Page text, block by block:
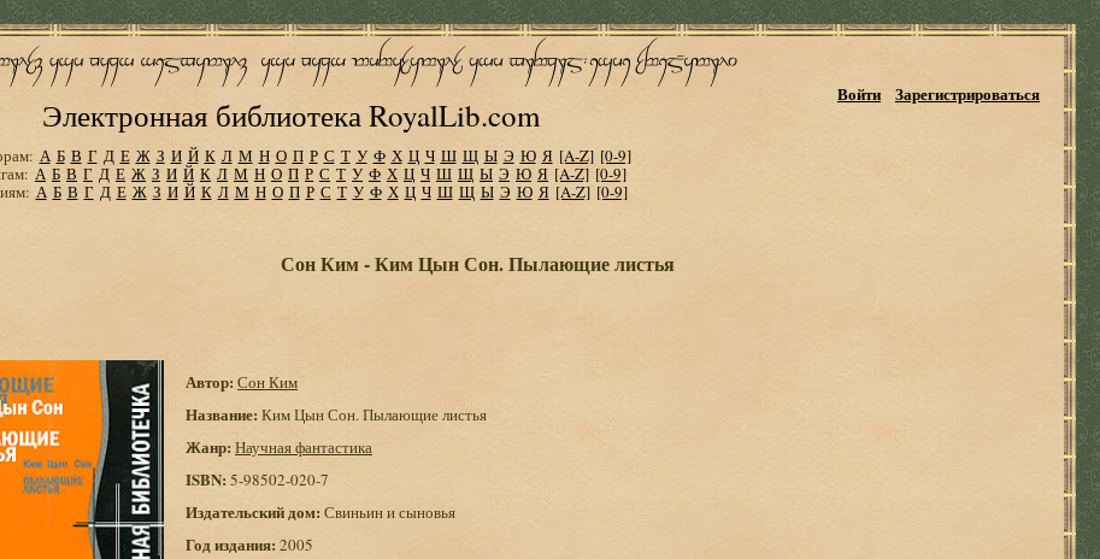
Электронная библиотека RoyalLib.com
Войти Зарегистрироваться
А Б В Г Д Е Ж З И Й К Л М Н О П Р С Т У Ф Х Ц Ч Ш Щ Ы Э Ю Я [A-Z] [0-9]
А Б В Г Д Е Ж З И Й К Л М Н О П Р С Т У Ф Х Ц Ч Ш Щ Ы Э Ю Я [A-Z] [0-9]
А Б В Г Д Е Ж З И Й К Л М Н О П Р С Т У Ф Х Ц Ч Ш Щ Ы Э Ю Я [A-Z] [0-9]
Сон Ким - Ким Цын Сон. Пылающие листья
Автор: Сон Ким
Название: Ким Цын Сон. Пылающие листья
Жанр: Научная фантастика
ISBN: 5-98502-020-7
Издательский дом: Свиньин и сыновья
Год издания: 2005